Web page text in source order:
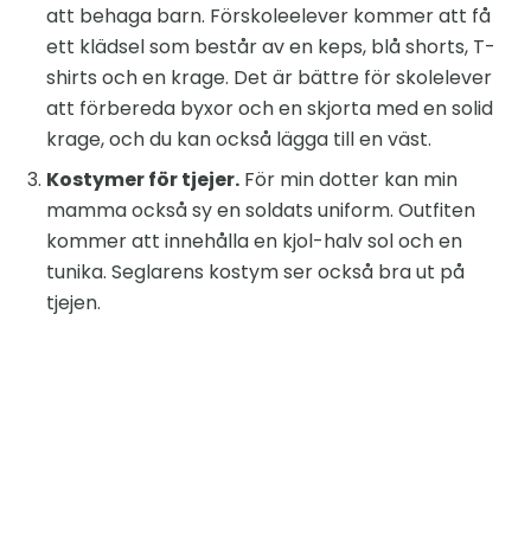
att behaga barn. Förskoleelever kommer att få
ett klädsel som består av en keps, blå shorts, T-
shirts och en krage. Det är bättre för skolelever
att förbereda byxor och en skjorta med en solid
krage, och du kan också lägga till en väst.
Kostymer för tjejer. För min dotter kan min
mamma också sy en soldats uniform. Outfiten
kommer att innehålla en kjol-halv sol och en
tunika. Seglarens kostym ser också bra ut på
tjejen.